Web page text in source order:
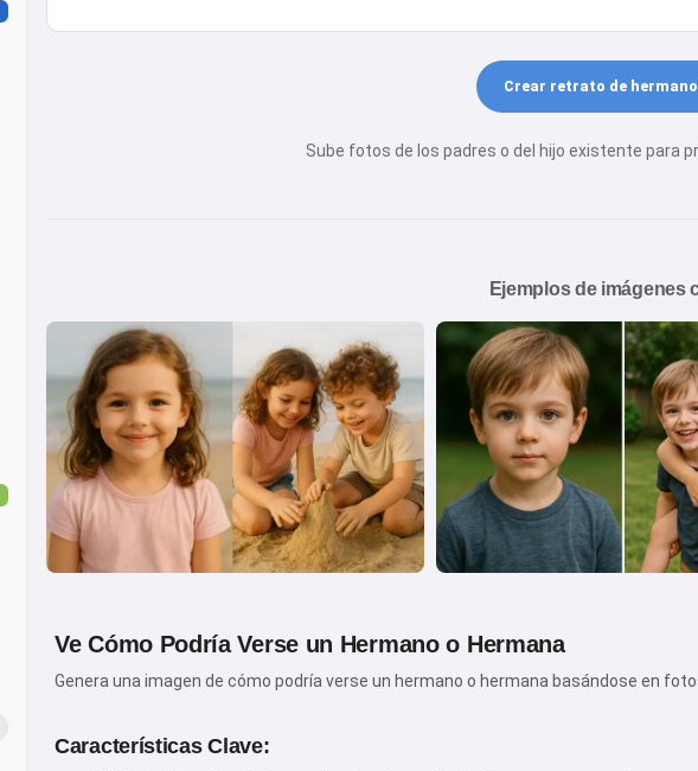
Crear retrato de hermano
Sube fotos de los padres o del hijo existente para
Ejemplos de imágenes
Ve Cómo Podría Verse un Hermano o Hermana
Genera una imagen de cómo podría verse un hermano o hermana basándose en
Características Clave: